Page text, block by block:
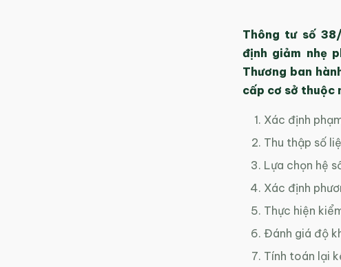
Thông tư số
định giảm nhẹ
Thương ban
cấp cơ sở thuộc
Xác định
Thu thập số
Lựa chọn hệ
Xác định
Thực hiện
Đánh giá độ
Tính toán lại